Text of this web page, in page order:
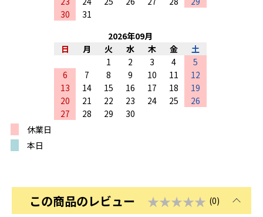
30
31
2026年09月
日
月 火 水 木 金
土
1
2 3 4
5
6
7 8 9 10 11
12
13
14 15 16 17 18
19
20
21 22 23 24 25
26
27
28 29
30
休業日
本日
この商品のレビュー ★★★★★ (0)